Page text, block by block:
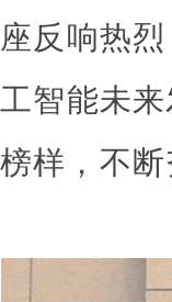
座反响热
工智能未
榜样，不